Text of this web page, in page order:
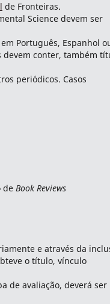
de Fronteiras.
Science devem ser
Português, Espanhol
devem conter, também
periódicos. Casos
de Book Reviews
e através da
o título, vínculo
de avaliação, deverá ser